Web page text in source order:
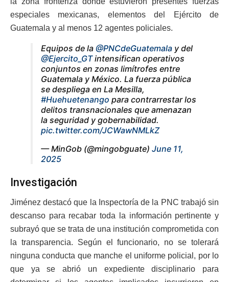
especiales mexicanas, elementos del Ejército de
Guatemala y al menos 12 agentes policiales.
Equipos de la @PNCdeGuatemala y del
@Ejercito_GTintensifican operativos
conjuntos en zonas limítrofes entre
Guatemala y México. La fuerza pública
se despliega en La Mesilla,
#Huehuetenango para contrarrestar los
delitos transnacionales que amenazan
la seguridad y gobernabilidad.
pic.twitter.com/JCWawNMLkZ
— MinGob (@mingobguate) June 11,
2025
Investigación
Jiménez destacó que la Inspectoría de la PNC trabajó sin
descanso para recabar toda la información pertinente y
subrayó que se trata de una institución comprometida con
la transparencia. Según el funcionario, no se tolerará
ninguna conducta que manche el uniforme policial, por lo
que ya se abrió un expediente disciplinario para